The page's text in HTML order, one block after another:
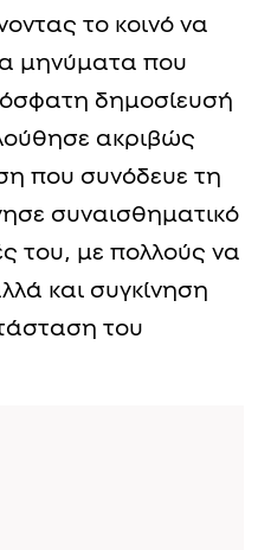
το κοινό να
μηνύματα που
δημοσίευσή
ακριβώς
που συνόδευε τη
συναισθηματικό
του, με πολλούς να
και συγκίνηση
του